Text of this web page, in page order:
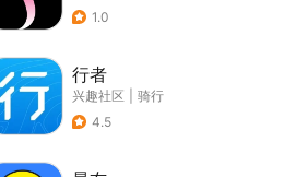
1.0
行者
兴趣社区
骑行
4.5